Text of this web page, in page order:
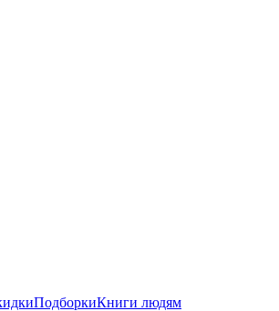
ПодборкиКниги людям